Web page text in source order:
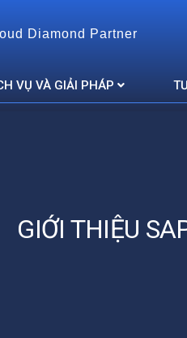
Diamond Partner
VỤ VÀ GIẢI PHÁP
GIỚI THIỆU